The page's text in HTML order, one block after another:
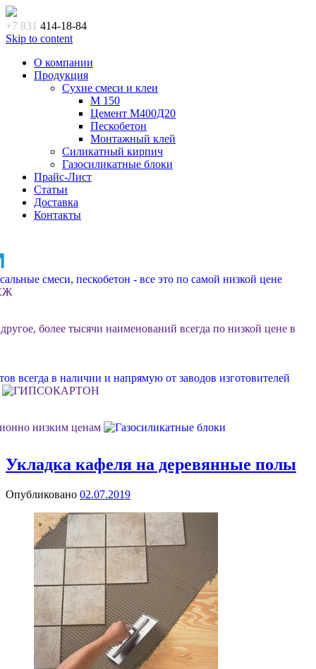
+7 831 414-18-84
Skip to content
О компании
Продукция
Сухие смеси и клеи
M 150
Цемент М400Д20
Пескобетон
Монтажный клей
Силикатный кирпич
Газосиликатные блоки
Прайс-Лист
Статьи
Доставка
Контакты
смеси, пескобетон - все это по самой низкой цене
более тысячи наименований всегда по низкой цене в
всегда в наличии и напрямую от заводов изготовителей
низким ценам
или объект, возможна разгрузка, фурные поставки еще
личный менеджер в стройдисконте "Мидгард"
качественной и недорогой отделки фасада
Укладка кафеля на деревянные полы
Опубликовано 02.07.2019